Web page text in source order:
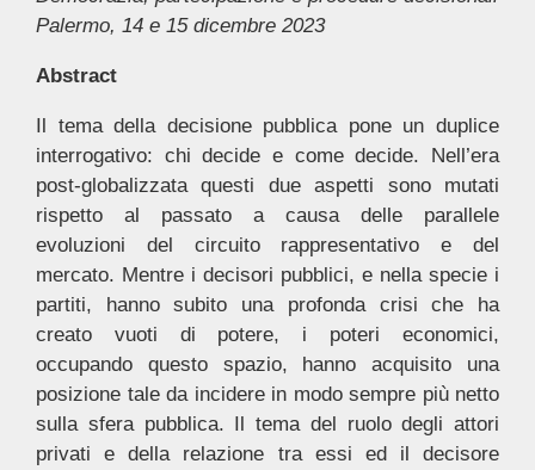
Palermo, 14 e 15 dicembre 2023
Abstract
Il tema della decisione pubblica pone un duplice
interrogativo: chi decide e come decide. Nell’era
post-globalizzata questi due aspetti sono mutati
rispetto al passato a causa delle parallele
evoluzioni del circuito rappresentativo e del
mercato. Mentre i decisori pubblici, e nella specie i
partiti, hanno subito una profonda crisi che ha
creato vuoti di potere, i poteri economici,
occupando questo spazio, hanno acquisito una
posizione tale da incidere in modo sempre più netto
sulla sfera pubblica. Il tema del ruolo degli attori
privati e della relazione tra essi ed il decisore